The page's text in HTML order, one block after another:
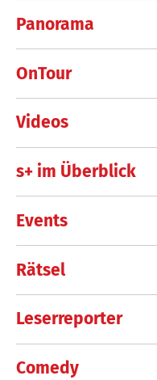
Panorama
OnTour
Videos
s+ im Überblick
Events
Rätsel
Leserreporter
Comedy